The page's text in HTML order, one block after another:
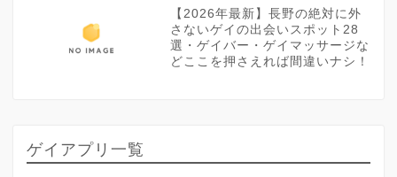
【2026年最新】長野の絶対に外
さないゲイの出会いスポット28
選・ゲイバー・ゲイマッサージな
どここを押さえれば間違いナシ！
ゲイアプリ一覧